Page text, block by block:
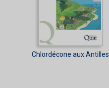
Chlordécone aux Antilles